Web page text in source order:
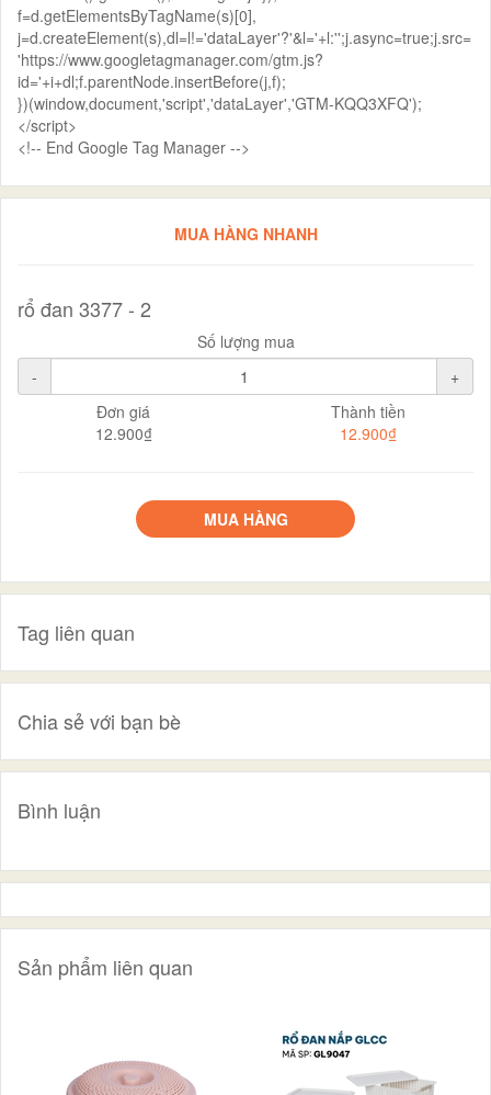
f=d.getElementsByTagName(s)[0],
j=d.createElement(s),dl=l!='dataLayer'?'&l='+l:'';j.async=true;j.src=
'https://www.googletagmanager.com/gtm.js?
id='+i+dl;f.parentNode.insertBefore(j,f);
})(window,document,'script','dataLayer','GTM-KQQ3XFQ');
</script>
<!-- End Google Tag Manager -->
MUA HÀNG NHANH
rổ đan 3377 - 2
Số lượng mua
-
+
Đơn giá
12.900₫
Thành tiền
12.900₫
MUA HÀNG
Tag liên quan
Chia sẻ với bạn bè
Bình luận
Sản phẩm liên quan